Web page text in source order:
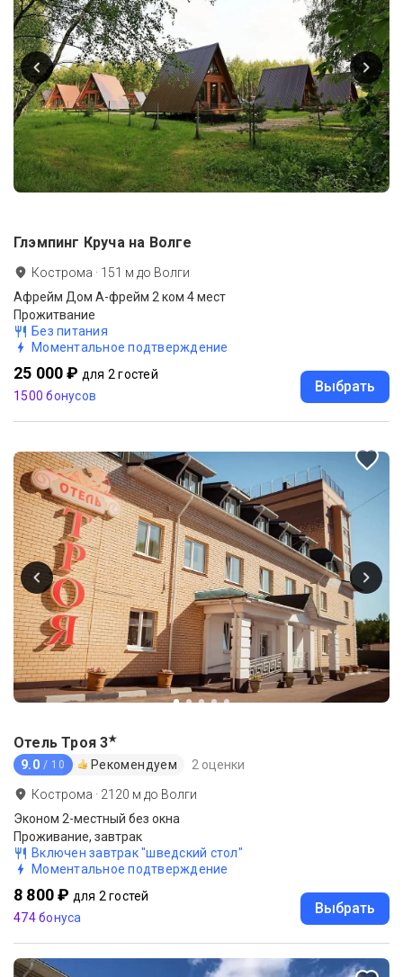
Глэмпинг Круча на Волге
Кострома · 151 м до Волги
Афрейм Дом А-фрейм 2 ком 4 мест
Прожитвание
Без питания
Моментальное подтверждение
25 000 ₽ для 2 гостей
1500 бонусов
Выбрать
Отель Троя 3★
9.0 / 10 Рекомендуем 2 оценки
Кострома · 2120 м до Волги
Эконом 2-местный без окна
Проживание, завтрак
Включен завтрак "шведский стол"
Моментальное подтверждение
8 800 ₽ для 2 гостей
474 бонуса
Выбрать